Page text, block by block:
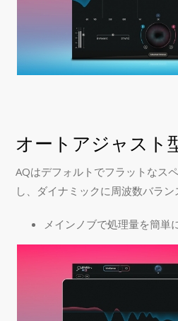
オートアジャスト
AQはデフォルトでフラットなス
し、ダイナミックに周波数バラン
メインノブで処理量を簡単